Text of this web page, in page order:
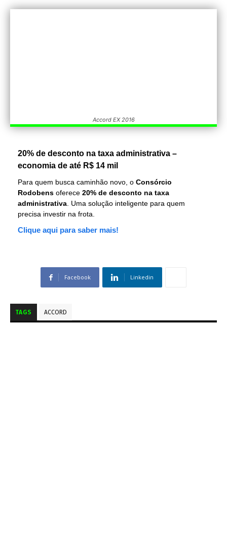
Accord EX 2016
20% de desconto na taxa administrativa –
economia de até R$ 14 mil
Para quem busca caminhão novo, o Consórcio
Rodobens oferece 20% de desconto na taxa
administrativa . Uma solução inteligente para quem
precisa investir na frota.
Clique aqui para saber mais!
Facebook Linkedin
TAGS ACCORD